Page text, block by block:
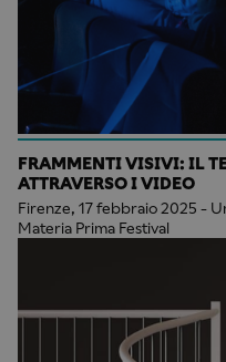
FRAMMENTI VISIVI: IL
ATTRAVERSO I VIDEO
Firenze, 17 febbraio 2025 -
Materia Prima Festival